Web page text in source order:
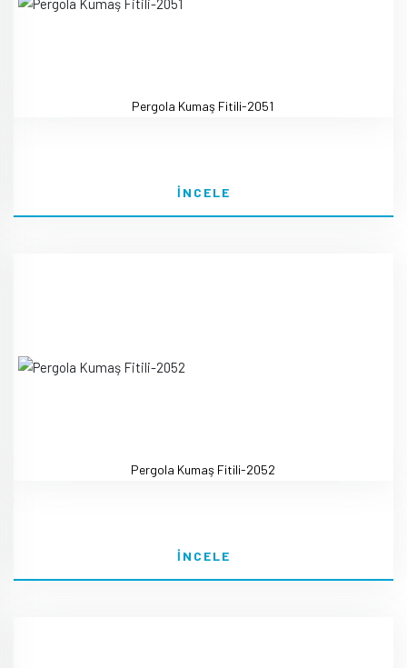
Pergola Kumaş Fitili-2051
İNCELE
Pergola Kumaş Fitili-2052
İNCELE